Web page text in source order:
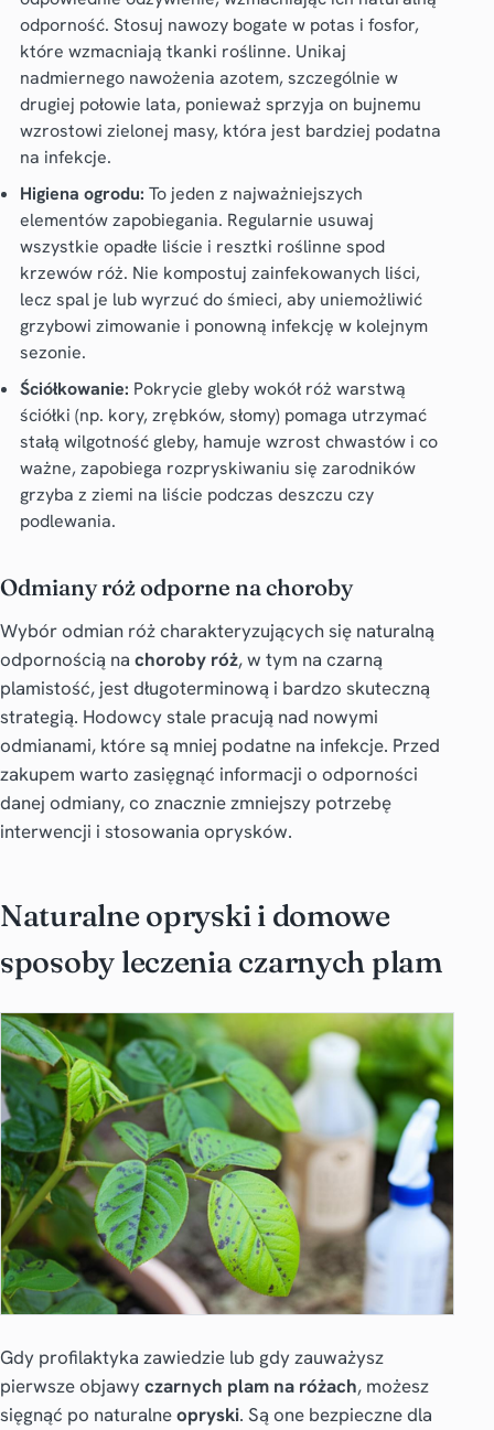
odporność. Stosuj nawozy bogate w potas i fosfor,
które wzmacniają tkanki roślinne. Unikaj
nadmiernego nawożenia azotem, szczególnie w
drugiej połowie lata, ponieważ sprzyja on bujnemu
wzrostowi zielonej masy, która jest bardziej podatna
na infekcje.
Higiena ogrodu: To jeden z najważniejszych
elementów zapobiegania. Regularnie usuwaj
wszystkie opadłe liście i resztki roślinne spod
krzewów róż. Nie kompostuj zainfekowanych liści,
lecz spal je lub wyrzuć do śmieci, aby uniemożliwić
grzybowi zimowanie i ponowną infekcję w kolejnym
sezonie.
Ściółkowanie: Pokrycie gleby wokół róż warstwą
ściółki (np. kory, zrębków, słomy) pomaga utrzymać
stałą wilgotność gleby, hamuje wzrost chwastów i co
ważne, zapobiega rozpryskiwaniu się zarodników
grzyba z ziemi na liście podczas deszczu czy
podlewania.
Odmiany róż odporne na choroby
Wybór odmian róż charakteryzujących się naturalną
odpornością na choroby róż, w tym na czarną
plamistość, jest długoterminową i bardzo skuteczną
strategią. Hodowcy stale pracują nad nowymi
odmianami, które są mniej podatne na infekcje. Przed
zakupem warto zasięgnąć informacji o odporności
danej odmiany, co znacznie zmniejszy potrzebę
interwencji i stosowania oprysków.
Naturalne opryski i domowe
sposoby leczenia czarnych plam
Gdy profilaktyka zawiedzie lub gdy zauważysz
pierwsze objawyczarnych plam na różach, możesz
sięgnąć po naturalneopryski. Są one bezpieczne dla